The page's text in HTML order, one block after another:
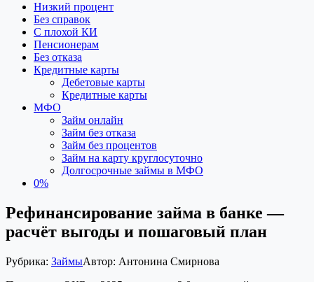
Низкий процент
Без справок
С плохой КИ
Пенсионерам
Без отказа
Кредитные карты
Дебетовые карты
Кредитные карты
МФО
Займ онлайн
Займ без отказа
Займ без процентов
Займ на карту круглосуточно
Долгосрочные займы в МФО
0%
Рефинансирование займа в банке —
расчёт выгоды и пошаговый план
Рубрика: ЗаймыАвтор: Антонина Смирнова